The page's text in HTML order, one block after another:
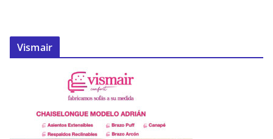
Vismair